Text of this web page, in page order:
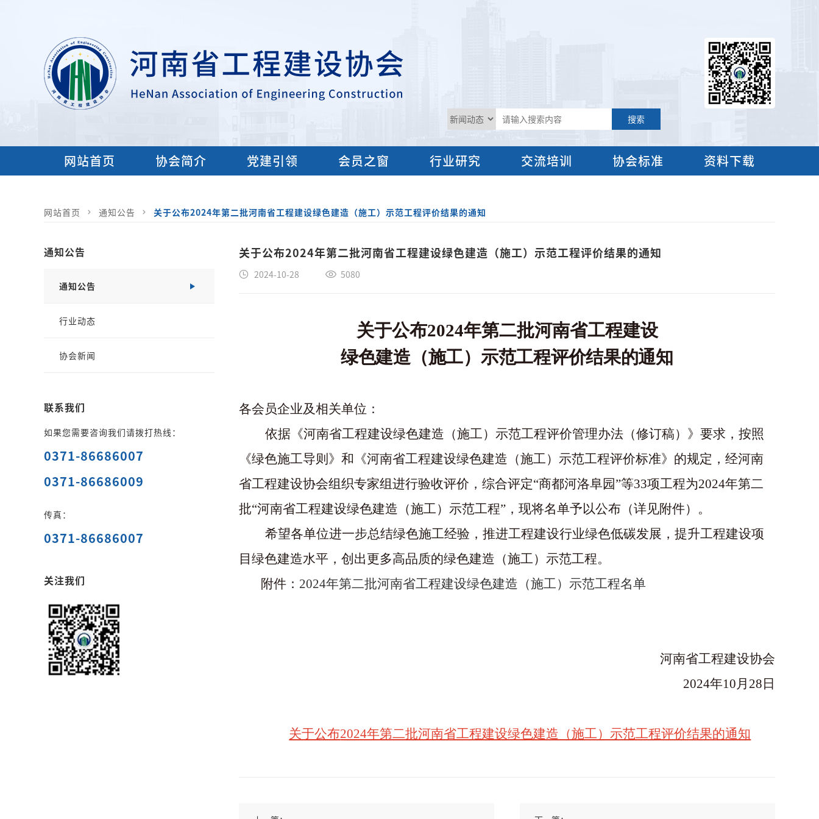
网站首页 协会简介 党建引领 会员之窗 行业研究 交流培训 协会标准 资料下载
网站首页 通知公告 关于公布2024年第二批河南省工程建设绿色建造（施工）示范工程评价结果的通知
通知公告
通知公告
行业动态
协会新闻
联系我们
如果您需要咨询我们请拨打热线：
0371-86686007
0371-86686009
传真：
0371-86686007
关注我们
关于公布2024年第二批河南省工程建设绿色建造（施工）示范工程评价结果的通知
2024-10-28 5080
关于公布2024年第二批河南省工程建设
绿色建造（施工）示范工程评价结果的通知
各会员企业及相关单位：
依据《河南省工程建设绿色建造（施工）示范工程评价管理办法（修订稿）》要求，按照
《绿色施工导则》和《河南省工程建设绿色建造（施工）示范工程评价标准》的规定，经河南
省工程建设协会组织专家组进行验收评价，综合评定“商都河洛阜园”等33项工程为2024年第二
批“河南省工程建设绿色建造（施工）示范工程”，现将名单予以公布（详见附件）。
希望各单位进一步总结绿色施工经验，推进工程建设行业绿色低碳发展，提升工程建设项
目绿色建造水平，创出更多高品质的绿色建造（施工）示范工程。
附件： 2024年第二批河南省工程建设绿色建造（施工）示范工程名单
河南省工程建设协会
2024年10月28日
关于公布2024年第二批河南省工程建设绿色建造（施工）示范工程评价结果的通知